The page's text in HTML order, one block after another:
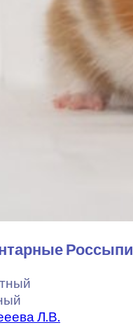
Россыпи
Л.В.